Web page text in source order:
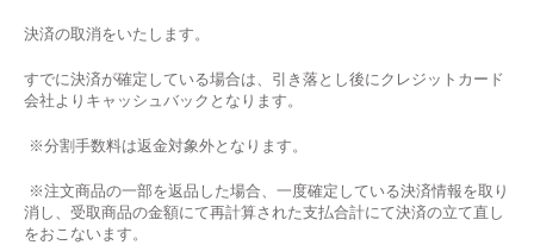
決済の取消をいたします。
すでに決済が確定している場合は、引き落とし後にクレジットカード
会社よりキャッシュバックとなります。
※分割手数料は返金対象外となります。
※注文商品の一部を返品した場合、一度確定している決済情報を取り
消し、受取商品の金額にて再計算された支払合計にて決済の立て直し
をおこないます。